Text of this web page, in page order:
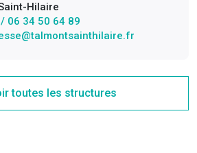
Hilaire
06 34 50 64 89
toutes les structures